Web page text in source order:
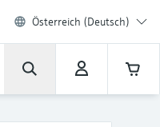
Österreich (Deutsch)